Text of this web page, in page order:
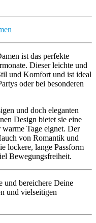
ist das perfekte
Dieser leichte und
und Komfort und ist ideal
oder bei besonderen
und doch eleganten
Design bietet sie eine
Tage eignet. Der
von Romantik und
lockere, lange Passform
Bewegungsfreiheit.